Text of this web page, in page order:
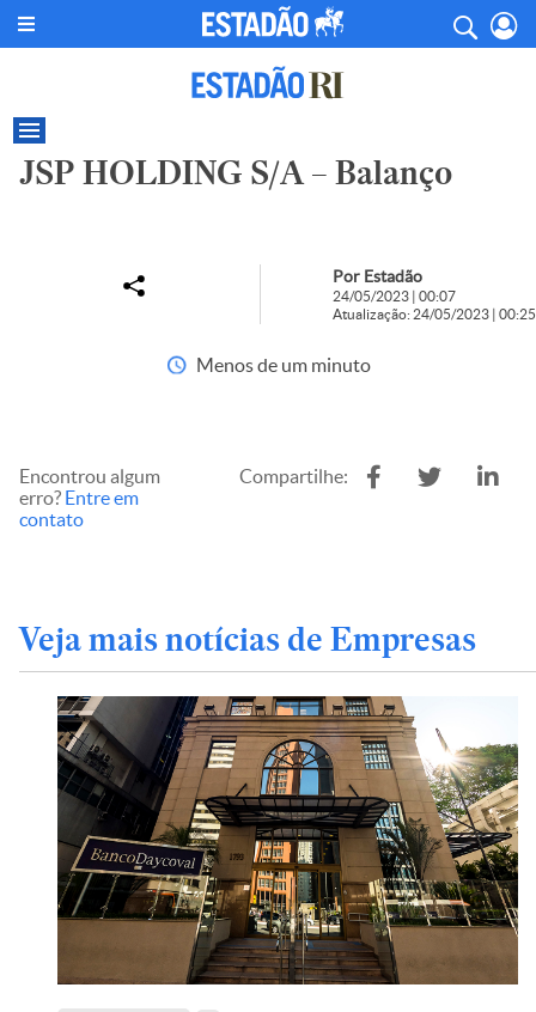
JSP HOLDING S/A – Balanço
Por Estadão
24/05/2023 | 00:07
Atualização: 24/05/2023 | 00:25
Menos de um minuto
Encontrou algum
erro? Entre em
contato
Compartilhe:
Veja mais notícias de Empresas